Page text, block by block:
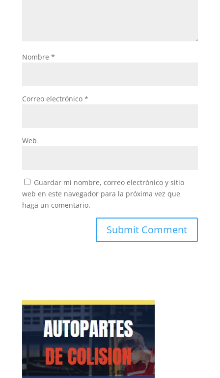
Nombre *
Correo electrónico *
Web
Guardar mi nombre, correo electrónico y sitio
web en este navegador para la próxima vez que
haga un comentario.